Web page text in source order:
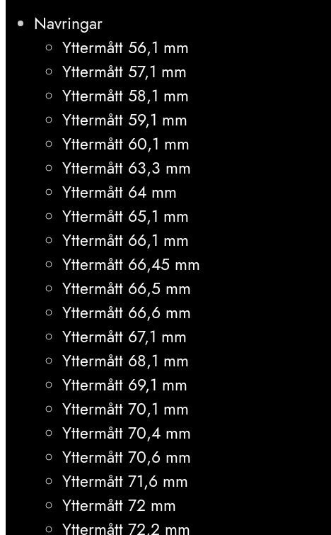
Navringar
Yttermått 56,1 mm
Yttermått 57,1 mm
Yttermått 58,1 mm
Yttermått 59,1 mm
Yttermått 60,1 mm
Yttermått 63,3 mm
Yttermått 64 mm
Yttermått 65,1 mm
Yttermått 66,1 mm
Yttermått 66,45 mm
Yttermått 66,5 mm
Yttermått 66,6 mm
Yttermått 67,1 mm
Yttermått 68,1 mm
Yttermått 69,1 mm
Yttermått 70,1 mm
Yttermått 70,4 mm
Yttermått 70,6 mm
Yttermått 71,6 mm
Yttermått 72 mm
Yttermått 72,2 mm